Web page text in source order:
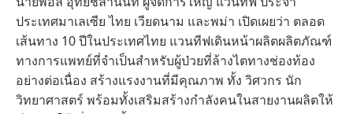
ประเทศมาเลเซีย ไทย เวียดนาม และพม่า เปิดเผยว่า ตลอด
เส้นทาง 10 ปีในประเทศไทย แวนทีฟเดินหน้าผลิตผลิตภัณฑ์
ทางการแพทย์ที่จำเป็นสำหรับผู้ป่วยที่ล้างไตทางช่องท้อง
อย่างต่อเนื่อง สร้างแรงงานที่มีคุณภาพ ทั้ง วิศวกร นัก
วิทยาศาสตร์ พร้อมทั้งเสริมสร้างกำลังคนในสายงานผลิตให้